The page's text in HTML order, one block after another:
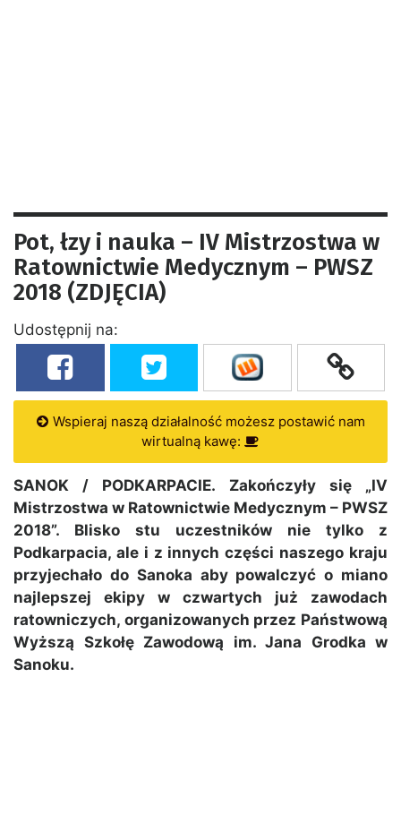
Pot, łzy i nauka – IV Mistrzostwa w
Ratownictwie Medycznym – PWSZ
2018 (ZDJĘCIA)
Udostępnij na:
Wspieraj naszą działalność możesz postawić nam
wirtualną kawę:
SANOK / PODKARPACIE. Zakończyły się „IV
Mistrzostwa w Ratownictwie Medycznym – PWSZ
2018”. Blisko stu uczestników nie tylko z
Podkarpacia, ale i z innych części naszego kraju
przyjechało do Sanoka aby powalczyć o miano
najlepszej ekipy w czwartych już zawodach
ratowniczych, organizowanych przez Państwową
Wyższą Szkołę Zawodową im. Jana Grodka w
Sanoku.